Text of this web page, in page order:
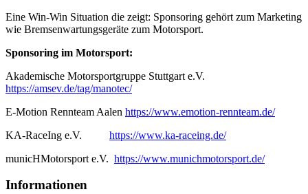
Eine Win-Win Situation die zeigt: Sponsoring gehört zum Marketing
wie Bremsenwartungsgeräte zum Motorsport.
Sponsoring im Motorsport:
Akademische Motorsportgruppe Stuttgart e.V.
https://amsev.de/tag/manotec/
E-Motion Rennteam Aalen https://www.emotion-rennteam.de/
KA-RaceIng e.V. https://www.ka-raceing.de/
municHMotorsport e.V. https://www.munichmotorsport.de/
Informationen